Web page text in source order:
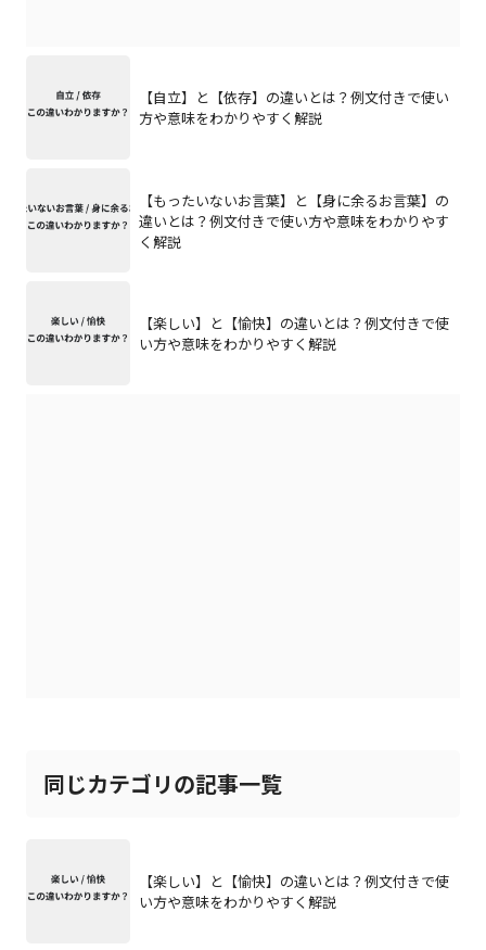
【自立】と【依存】の違いとは？例文付きで使い
方や意味をわかりやすく解説
【もったいないお言葉】と【身に余るお言葉】の
違いとは？例文付きで使い方や意味をわかりやす
く解説
【楽しい】と【愉快】の違いとは？例文付きで使
い方や意味をわかりやすく解説
同じカテゴリの記事一覧
【楽しい】と【愉快】の違いとは？例文付きで使
い方や意味をわかりやすく解説